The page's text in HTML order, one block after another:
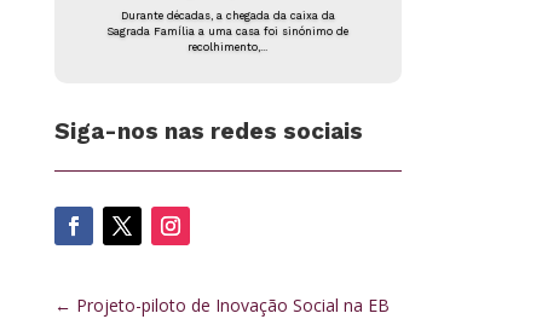
Durante décadas, a chegada da caixa da
Sagrada Família a uma casa foi sinónimo de
recolhimento,...
Siga-nos nas redes sociais
← Projeto-piloto de Inovação Social na EB